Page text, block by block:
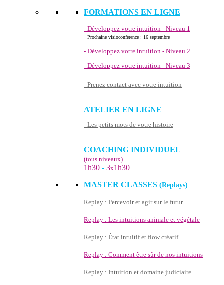
FORMATIONS EN LIGNE
- Développez votre intuition - Niveau 1
Prochaine visioconférence : 16 septembre
- Développez votre intuition - Niveau 2
- Développez votre intuition - Niveau 3
- Prenez contact avec votre intuition
ATELIER EN LIGNE
- Les petits mots de votre histoire
COACHING INDIVIDUEL
(tous niveaux)
1h30 - 3x1h30
MASTER CLASSES (Replays)
Replay : Percevoir et agir sur le futur
Replay : Les intuitions animale et végétale
Replay : État intuitif et flow créatif
Replay : Comment être sûr de nos intuitions
Replay : Intuition et domaine judiciaire